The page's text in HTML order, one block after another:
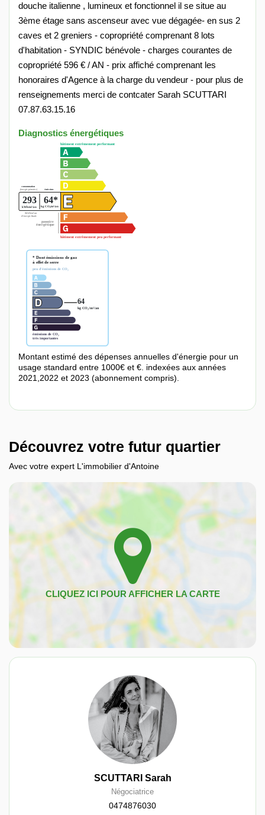
douche italienne , lumineux et fonctionnel il se situe au
3ème étage sans ascenseur avec vue dégagée- en sus 2
caves et 2 greniers - copropriété comprenant 8 lots
d'habitation - SYNDIC bénévole - charges courantes de
copropriété 596 € / AN - prix affiché comprenant les
honoraires d'Agence à la charge du vendeur - pour plus de
renseignements merci de contcater Sarah SCUTTARI
07.87.63.15.16
Diagnostics énergétiques
Montant estimé des dépenses annuelles d'énergie pour un
usage standard entre 1000€ et €. indexées aux années
2021,2022 et 2023 (abonnement compris).
Découvrez votre futur quartier
Avec votre expert L'immobilier d'Antoine
SCUTTARI Sarah
Négociatrice
0474876030